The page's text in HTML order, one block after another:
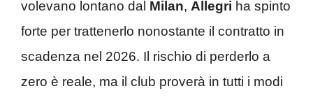
volevano lontano dal Milan, Allegri ha spinto
forte per trattenerlo nonostante il contratto in
scadenza nel 2026. Il rischio di perderlo a
zero è reale, ma il club proverà in tutti i modi